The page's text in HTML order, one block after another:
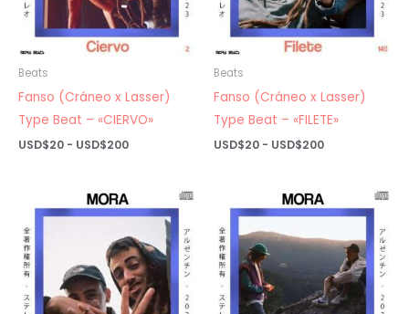
Beats
Fanso (Cráneo x Lasser)
Type Beat – «CIERVO»
USD$20 - USD$200Rango
USD$20
hasta
USD$200
Beats
Fanso (Cráneo x Lasser)
Type Beat – «FILETE»
USD$20 - USD$200Rango
USD$20
hasta